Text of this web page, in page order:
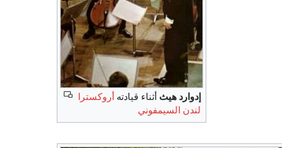
إدوارد هيث أثناء قيادته أروكسترا
لندن السيمفوني